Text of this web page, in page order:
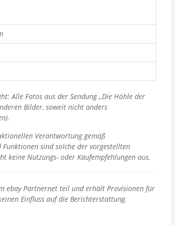
Alle Fotos aus der Sendung „Die Höhle der
Bilder, soweit nicht anders
Verantwortung gemäß
sind solche der vorgestellten
keine Nutzungs- oder Kaufempfehlungen aus.
ebay Partnernet teil und erhält Provisionen für
Einfluss auf die Berichterstattung.